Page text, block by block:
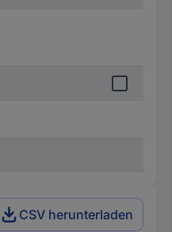
CSV herunterladen